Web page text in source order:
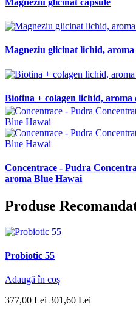
Magneziu glicinat lichid, aroma
Biotina + colagen lichid, aroma
Concentrace - Pudra
aroma Blue Hawai
Produse
Probiotic 55
Adaugă în coș
377,00 Lei 301 ,60 Lei